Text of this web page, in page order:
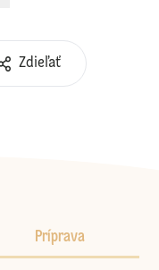
Zdieľať
Príprava